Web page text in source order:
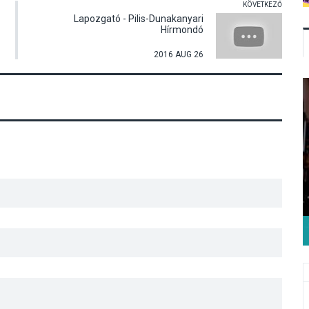
KÖVETKEZŐ
Lapozgató - Pilis-Dunakanyari
Hírmondó
2016 AUG 26